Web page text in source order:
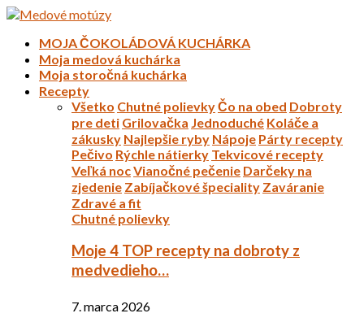
MOJA ČOKOLÁDOVÁ KUCHÁRKA
Moja medová kuchárka
Moja storočná kuchárka
Recepty
Všetko Chutné polievkyČo na obed Dobroty
pre deti Grilovačka Jednoduché Koláče a
zákusky Najlepšie ryby Nápoje Párty recepty
Pečivo Rýchle nátierky Tekvicové recepty
Veľká nocVianočné pečenie Darčeky na
zjedenie Zabíjačkové špeciality Zaváranie
Zdravé a fit
Chutné polievky
Moje 4 TOP recepty na dobroty z
medvedieho…
7. marca 2026